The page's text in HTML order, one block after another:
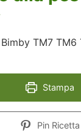
TM7 TM6
Stampa
Pin Ricetta